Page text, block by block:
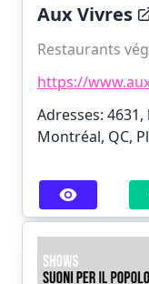
Aux Vivres
Restaurants
https://
Adresses:
Montréal, QC,